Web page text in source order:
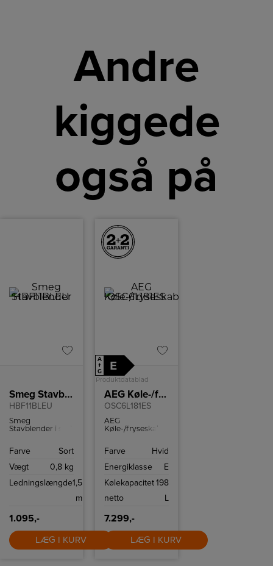
Andre
kiggede
også på
Smeg Stavblender
HBF11BLEU
Smeg
Stavblender i sort
Farve
Sort
Vægt
0,8 kg
Ledningslængde1,5
m
1.095,-
LÆG I KURV
A
↑
G
E
Produktdatablad
AEG Køle-/fryseskab
OSC6L181ES
AEG
Køle-/fryseskab
73 frysekapacitet.
Farve
Hvid
Energiklasse
E
Kølekapacitet
netto
198
L
7.299,-
LÆG I KURV